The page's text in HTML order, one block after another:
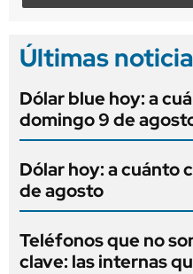
Últimas
Dólar blue hoy: a
domingo 9 de
Dólar hoy: a cuánto
de agosto
Teléfonos que no
clave: las internas